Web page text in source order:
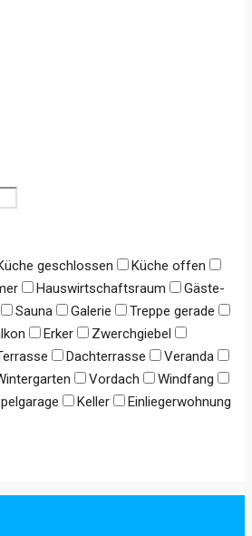
geschlossen
Küche offen
Hauswirtschaftsraum
Gäste-
Sauna Galerie
Treppe gerade
Erker
Zwerchgiebel
Dachterrasse
Veranda
Vordach
Windfang
Keller
Einliegerwohnung